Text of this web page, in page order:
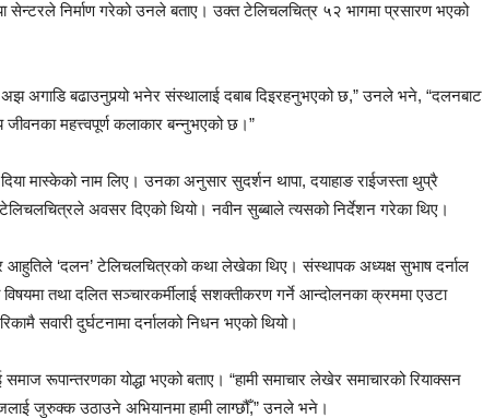
सेन्टरले निर्माण गरेको उनले बताए। उक्त टेलिचलचित्र ५२ भागमा प्रसारण भएको
अगाडि बढाउनुपर्‍यो भनेर संस्थालाई दबाब दिइरहनुभएको छ,” उनले भने, “दलनबाट
महत्त्वपूर्ण कलाकार बन्नुभएको छ।”
मास्केको नाम लिए। उनका अनुसार सुदर्शन थापा, दयाहाङ राईजस्ता थुप्रै
अवसर दिएको थियो। नवीन सुब्बाले त्यसको निर्देशन गरेका थिए।
आहुतिले ‘दलन’ टेलिचलचित्रको कथा लेखेका थिए। संस्थापक अध्यक्ष सुभाष दर्नाल
विषयमा तथा दलित सञ्चारकर्मीलाई सशक्तीकरण गर्ने आन्दोलनका क्रममा एउटा
सवारी दुर्घटनामा दर्नालको निधन भएको थियो।
रूपान्तरणका योद्धा भएको बताए। “हामी समाचार लेखेर समाचारको रियाक्सन
जुरुक्क उठाउने अभियानमा हामी लाग्छौँ,” उनले भने।